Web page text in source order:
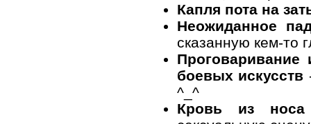
Капля пота на
Неожиданное
сказанную кем-то
боевых искусств
^_^
Кровь из носа